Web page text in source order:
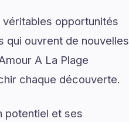
opportunités
qui ouvrent de nouvelles
A La Plage
chaque découverte.
potentiel et ses